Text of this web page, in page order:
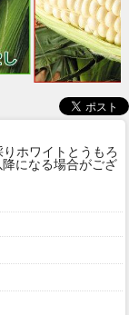
ホワイトとうもろ
になる場合がござ